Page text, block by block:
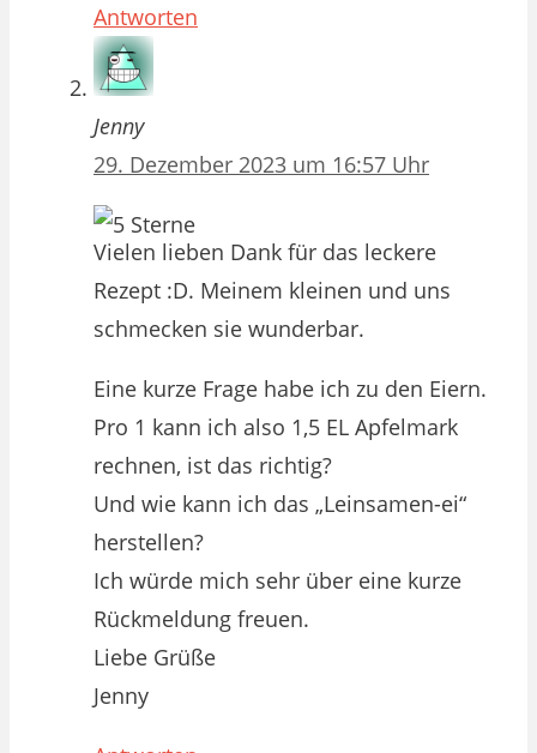
Antworten
Jenny
29. Dezember 2023 um 16:57 Uhr
Vielen lieben Dank für das leckere
Rezept :D. Meinem kleinen und uns
schmecken sie wunderbar.
Eine kurze Frage habe ich zu den Eiern.
Pro 1 kann ich also 1,5 EL Apfelmark
rechnen, ist das richtig?
Und wie kann ich das „Leinsamen-ei“
herstellen?
Ich würde mich sehr über eine kurze
Rückmeldung freuen.
Liebe Grüße
Jenny